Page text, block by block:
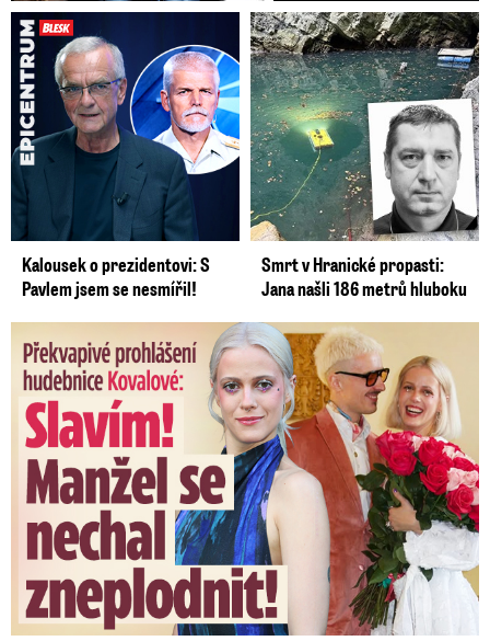
Kalousek o prezidentovi: S
Pavlem jsem se nesmířil!
Smrt v Hranické propasti:
Jana našli 186 metrů hluboku
Překvapivé prohlášení hudebnice Kovalové: Slavím! Manžel se ...